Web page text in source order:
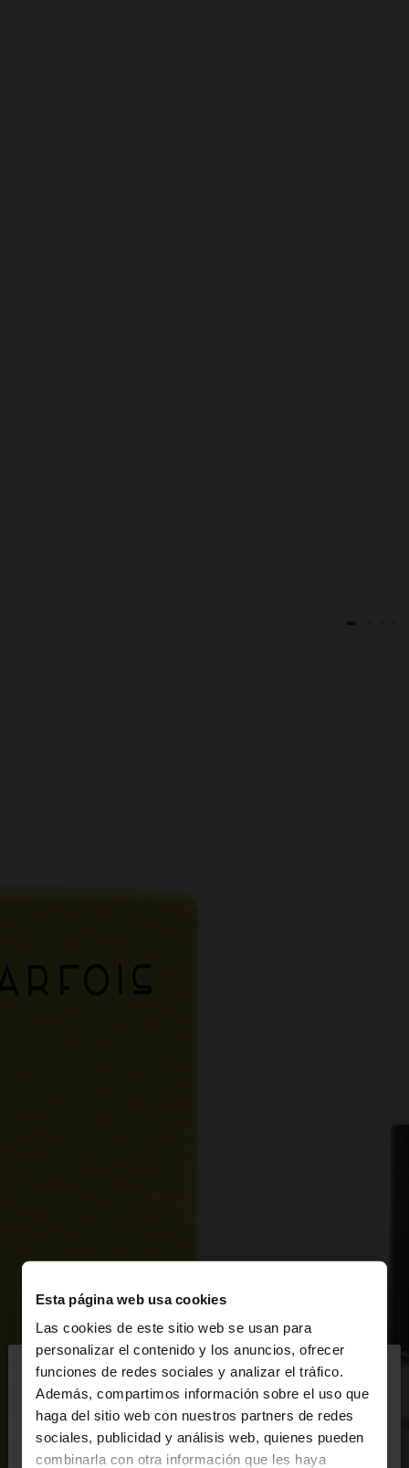
Esta página web usa cookies
Las cookies de este sitio web se usan para
personalizar el contenido y los anuncios, ofrecer
funciones de redes sociales y analizar el tráfico.
Además, compartimos información sobre el uso que
haga del sitio web con nuestros partners de redes
sociales, publicidad y análisis web, quienes pueden
combinarla con otra información que les haya
hola
Estás accediendo a la web de España. ¿Quieres ir a
la web de United States?